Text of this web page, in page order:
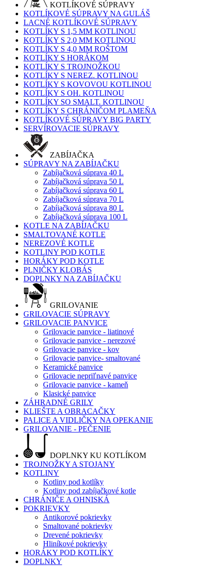
KOTLÍKOVÉ SÚPRAVY
KOTLÍKOVÉ SÚPRAVY NA GULÁŠ
LACNÉ KOTLÍKOVÉ SÚPRAVY
KOTLÍKY S 1,5 MM KOTLINOU
KOTLÍKY S 2,0 MM KOTLINOU
KOTLÍKY S 4,0 MM ROŠTOM
KOTLÍKY S HORÁKOM
KOTLÍKY S TROJNOŽKOU
KOTLÍKY S NEREZ. KOTLINOU
KOTLÍKY S KOVOVOU KOTLINOU
KOTLÍKY S OH. KOTLINOU
KOTLÍKY SO SMALT. KOTLINOU
KOTLÍKY S CHRÁNIČOM PLAMEŇA
KOTLÍKOVÉ SÚPRAVY BIG PARTY
SERVÍROVACIE SÚPRAVY
ZABÍJAČKA
SÚPRAVY NA ZABÍJAČKU
Zabíjačková súprava 40 L
Zabíjačková súprava 50 L
Zabíjačková súprava 60 L
Zabíjačková súprava 70 L
Zabíjačková súprava 80 L
Zabíjačková súprava 100 L
KOTLE NA ZABÍJAČKU
SMALTOVANÉ KOTLE
NEREZOVÉ KOTLE
KOTLINY POD KOTLE
HORÁKY POD KOTLE
PLNIČKY KLOBÁS
DOPLNKY NA ZABÍJAČKU
GRILOVANIE
GRILOVACIE SÚPRAVY
GRILOVACIE PANVICE
Grilovacie panvice - liatinové
Grilovacie panvice - nerezové
Grilovacie panvice - kov
Grilovacie panvice- smaltované
Keramické panvice
Grilovacie nepriľnavé panvice
Grilovacie panvice - kameň
Klasické panvice
ZÁHRADNÉ GRILY
KLIEŠTE A OBRACAČKY
PALICE A VIDLIČKY NA OPEKANIE
GRILOVANIE - PEČENIE
DOPLNKY KU KOTLÍKOM
TROJNOŽKY A STOJANY
KOTLINY
Kotliny pod kotlíky
Kotliny pod zabíjačkové kotle
CHRÁNIČE A OHNISKÁ
POKRIEVKY
Antikorové pokrievky
Smaltované pokrievky
Drevené pokrievky
Hliníkové pokrievky
HORÁKY POD KOTLÍKY
DOPLNKY